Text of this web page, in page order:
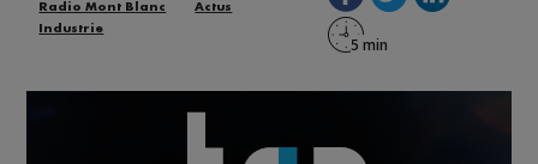
Radio Mont Blanc
Actus
Industrie